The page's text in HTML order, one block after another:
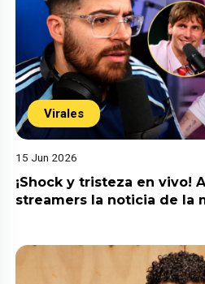
Virales
15 Jun 2026
¡Shock y tristeza en vivo!
streamers la noticia de la